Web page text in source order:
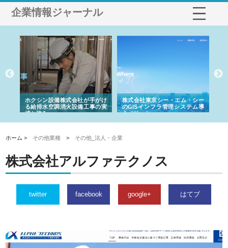
企業情報ジャーナル
ホクシン設備株式会社が手がけ
る給排水空調消火設備工事の実
績と強み
株式会社東京シー・エム・シー
のGISインフラ管理システム導
入メリット
ホーム > その他業種 > その他_法人・企業
株式会社アルファテクノス
twitter facebook google+ はてブ